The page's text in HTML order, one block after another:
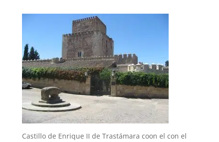
Castillo de Enrique II de Trastámara coon el con el